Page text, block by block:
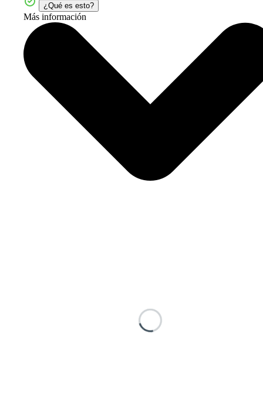
¿Qué es esto?
Más información